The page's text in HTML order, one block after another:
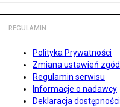
REGULAMIN
Polityka Prywatności
Zmiana ustawień zgód
Regulamin serwisu
Informacje o nadawcy
Deklaracja dostępności